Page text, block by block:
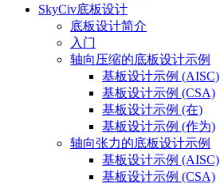
SkyCiv底板设计
底板设计简介
入门
轴向压缩的底板设计示例
基板设计示例 (AISC)
基板设计示例 (CSA)
基板设计示例 (在)
基板设计示例 (作为)
轴向张力的底板设计示例
基板设计示例 (AISC)
基板设计示例 (CSA)